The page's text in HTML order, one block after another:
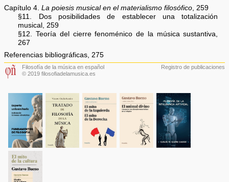
Capítulo 4.La poiesis musical en el materialismo filosófico , 259
§11. Dos posibilidades de establecer una totalización
musical, 259
§12. Teoría del cierre fenoménico de la música sustantiva,
267
Referencias bibliográficas, 275
Filosofía de la música en español
© 2019 filosofiadelamusica.es
Registro de publicaciones